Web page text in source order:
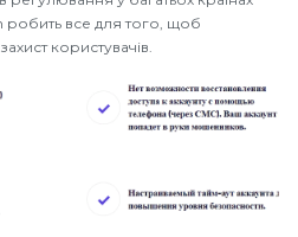
робить все для того, щоб
користувачів.